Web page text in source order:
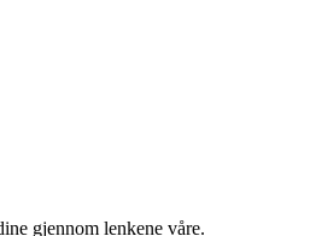
gjennom lenkene våre.